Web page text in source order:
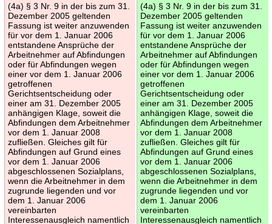
(4a) § 3 Nr. 9 in der bis zum 31.
Dezember 2005 geltenden
Fassung ist weiter anzuwenden
für vor dem 1. Januar 2006
entstandene Ansprüche der
Arbeitnehmer auf Abfindungen
oder für Abfindungen wegen
einer vor dem 1. Januar 2006
getroffenen
Gerichtsentscheidung oder
einer am 31. Dezember 2005
anhängigen Klage, soweit die
Abfindungen dem Arbeitnehmer
vor dem 1. Januar 2008
zufließen. Gleiches gilt für
Abfindungen auf Grund eines
vor dem 1. Januar 2006
abgeschlossenen Sozialplans,
wenn die Arbeitnehmer in dem
zugrunde liegenden und vor
dem 1. Januar 2006
vereinbarten
Interessenausgleich namentlich
(4a) § 3 Nr. 9 in der bis zum 31.
Dezember 2005 geltenden
Fassung ist weiter anzuwenden
für vor dem 1. Januar 2006
entstandene Ansprüche der
Arbeitnehmer auf Abfindungen
oder für Abfindungen wegen
einer vor dem 1. Januar 2006
getroffenen
Gerichtsentscheidung oder
einer am 31. Dezember 2005
anhängigen Klage, soweit die
Abfindungen dem Arbeitnehmer
vor dem 1. Januar 2008
zufließen. Gleiches gilt für
Abfindungen auf Grund eines
vor dem 1. Januar 2006
abgeschlossenen Sozialplans,
wenn die Arbeitnehmer in dem
zugrunde liegenden und vor
dem 1. Januar 2006
vereinbarten
Interessenausgleich namentlich